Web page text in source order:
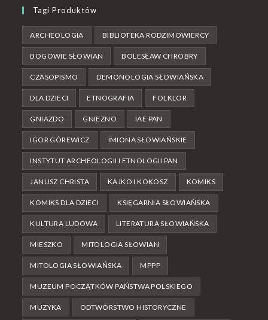
Tagi Produktów
ARCHEOLOGIA BIBLIOTEKA RODZIMOWIERCY
BOGOWIE SŁOWIAN BOLESŁAW CHROBRY
CZASOPISMO DEMONOLOGIA SŁOWIAŃSKA
DLA DZIECI ETNOGRAFIA FOLKLOR
GNIAZDO GNIEZNO IAE PAN
IGOR GÓREWICZ IMIONA SŁOWIAŃSKIE
INSTYTUT ARCHEOLOGII I ETNOLOGII PAN
JANUSZ CHRISTA KAJKO I KOKOSZ KOMIKS
KOMIKS DLA DZIECI KSIĘGARNIA SŁOWIAŃSKA
KULTURA LUDOWA LITERATURA SŁOWIAŃSKA
MIESZKO MITOLOGIA SŁOWIAN
MITOLOGIA SŁOWIAŃSKA MPPP
MUZEUM POCZĄTKÓW PAŃSTWA POLSKIEGO
MUZYKA ODTWÓRSTWO HISTORYCZNE